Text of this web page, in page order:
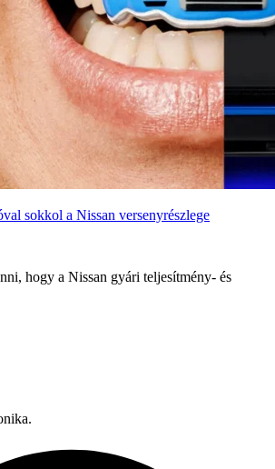
sokkol a Nissan versenyrészlege
hogy a Nissan gyári teljesítmény- és